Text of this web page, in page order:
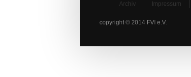
Archiv Impressum
copyright © 2014 FVI e.V.